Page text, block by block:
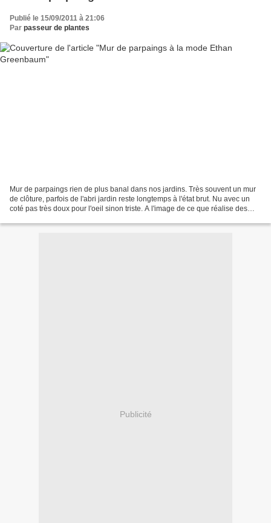
Publié le 15/09/2011 à 21:06
Par passeur de plantes
Mur de parpaings rien de plus banal dans nos jardins. Très souvent un mur
de clôture, parfois de l'abri jardin reste longtemps à l'état brut. Nu avec un
coté pas très doux pour l'oeil sinon triste. A l'image de ce que réalise des
Publicité